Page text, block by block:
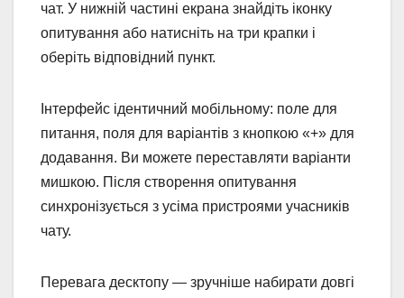
чат. У нижній частині екрана знайдіть іконку
опитування або натисніть на три крапки і
оберіть відповідний пункт.
Інтерфейс ідентичний мобільному: поле для
питання, поля для варіантів з кнопкою «+» для
додавання. Ви можете переставляти варіанти
мишкою. Після створення опитування
синхронізується з усіма пристроями учасників
чату.
Перевага десктопу — зручніше набирати довгі